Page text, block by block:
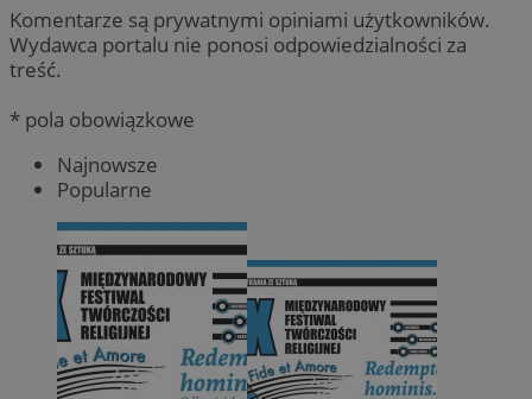
Komentarze są prywatnymi opiniami użytkowników.
Wydawca portalu nie ponosi odpowiedzialności za
treść.
* pola obowiązkowe
Najnowsze
Popularne